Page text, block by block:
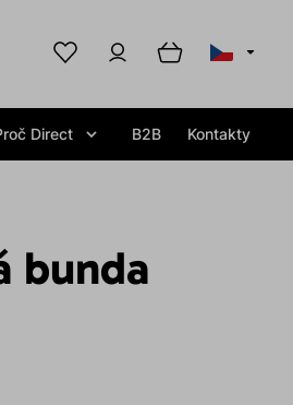
Direct B2B Kontakty
bunda